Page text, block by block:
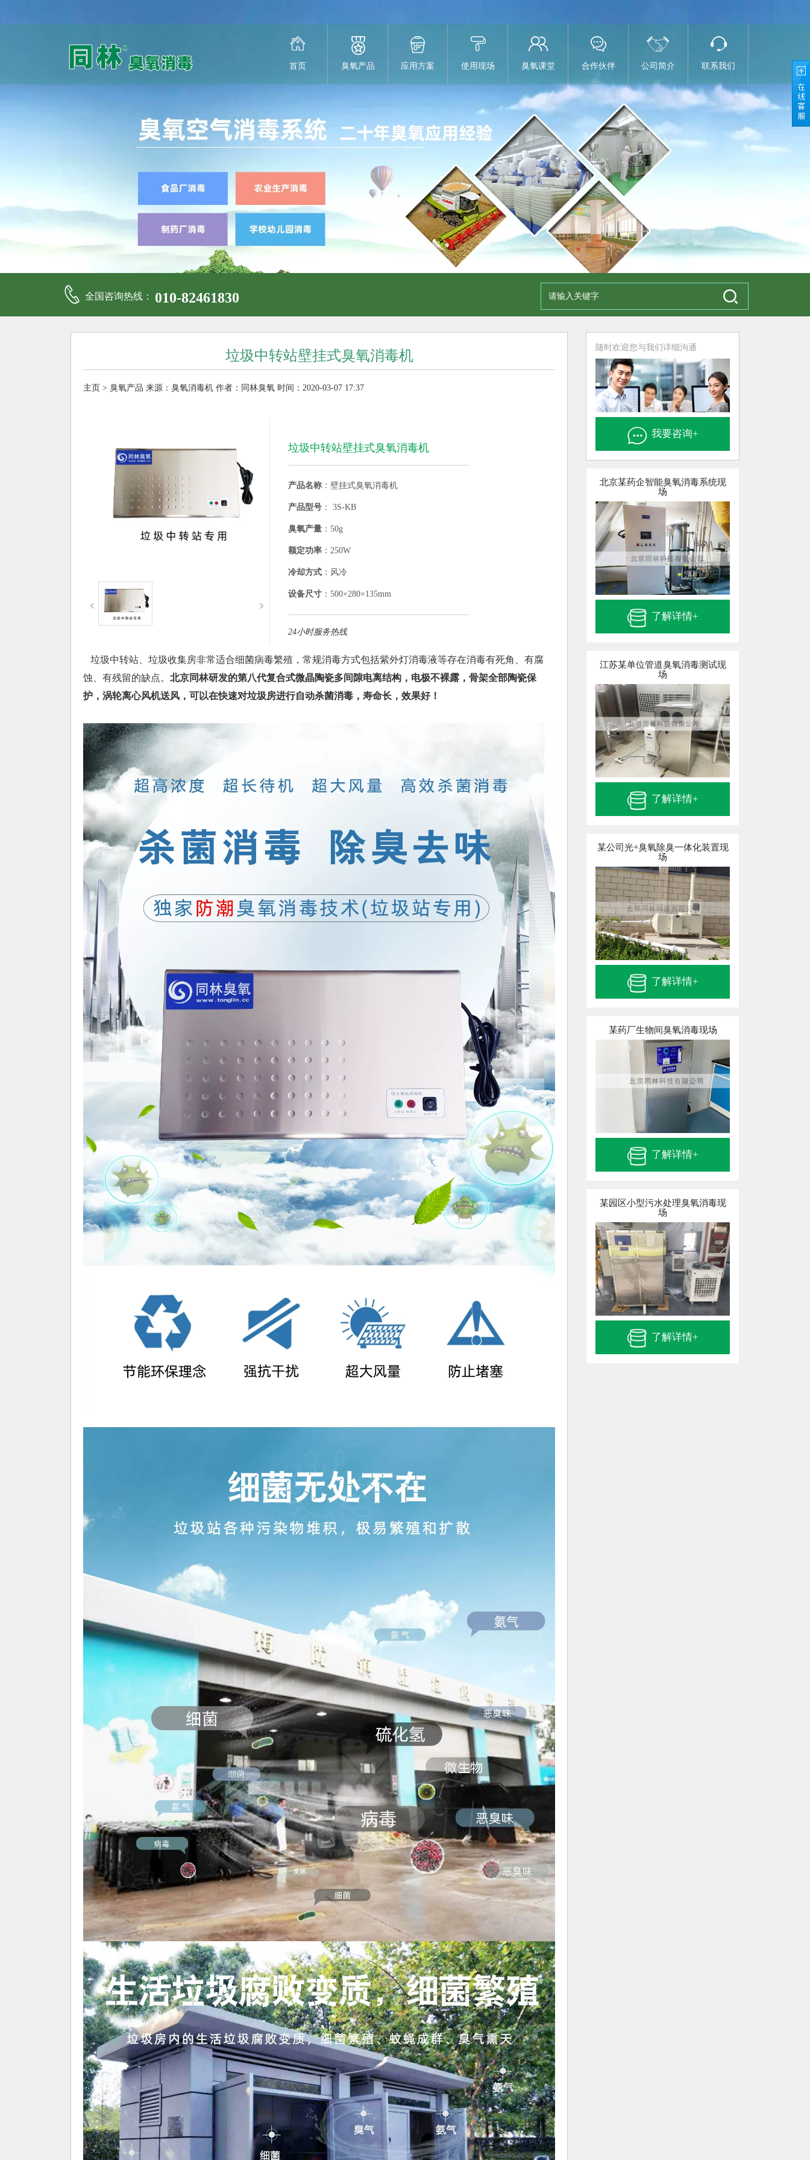
首页 臭氧产品 应用方案 使用现场 臭氧课堂 合作伙伴 公司简介 联系我们
全国咨询热线： 010-82461830
垃圾中转站壁挂式臭氧消毒机
主页 > 臭氧产品 来源： 臭氧消毒机 作者：同林臭氧 时间：2020-03-07 17:37
垃圾中转站壁挂式臭氧消毒机
产品名称 ：壁挂式臭氧消毒机
产品型号 ： 3S-KB
臭氧产量 ：50g
额定功率 ：250W
冷却方式 ：风冷
设备尺寸 ：500×280×135mm
24小时服务热线
垃圾中转站、垃圾收集房非常适合细菌病毒繁殖，常规消毒方式包括紫外灯消毒液等存在消毒有死角、有腐
蚀、有残留的缺点。 北京同林研发的第八代复合式微晶陶瓷多间隙电离结构，电极不裸露，骨架全部陶瓷保
护，涡轮离心风机送风，可以在快速对垃圾房进行自动杀菌消毒，寿命长，效果好！
随时欢迎您与我们详细沟通
我要咨询+
北京某药企智能臭氧消毒系统现
场
了解详情+
江苏某单位管道臭氧消毒测试现
场
了解详情+
某公司光+臭氧除臭一体化装置现
场
了解详情+
某药厂生物间臭氧消毒现场
了解详情+
某园区小型污水处理臭氧消毒现
场
了解详情+